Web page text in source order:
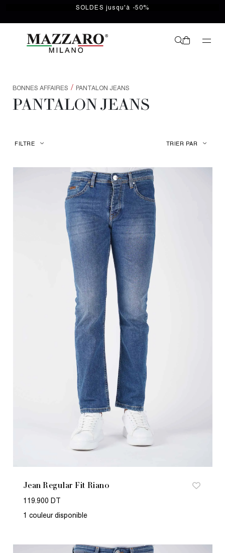
SOLDES jusqu'à -50%
BONNES AFFAIRES / PANTALON JEANS
PANTALON JEANS
FILTRE TRIER PAR
Jean Regular Fit Riano
119.900 DT
1 couleur disponible